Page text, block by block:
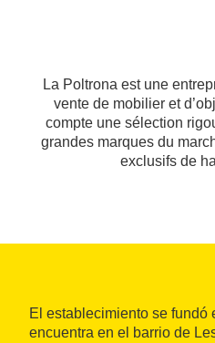
La Poltrona est une
vente de mobilier et
compte une sélection
grandes marques du
exclusifs de
El establecimiento se fundó
encuentra en el barrio de